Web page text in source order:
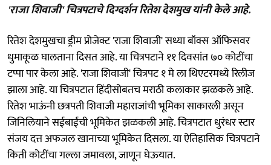
'राजा शिवाजी' चित्रपटाचे दिग्दर्शन रितेश देशमुख यांनी केले आहे.
रितेश देशमुखचा ड्रीम प्रोजेक्ट 'राजा शिवाजी' सध्या बॉक्स ऑफिसवर
धुमाकूळ घालताना दिसत आहे. या चित्रपटाने ११ दिवसांत ७० कोटींचा
टप्पा पार केला आहे. 'राजा शिवाजी' चित्रपट १ मे ला थिएटरमध्ये रिलीज
झाला आहे. या चित्रपटात हिंदीसोबतच मराठी कलाकार झळकले आहे.
रितेश भाऊंनी छत्रपती शिवाजी महाराजांची भूमिका साकारली असून
जिनिलियाने सईबाईंची भूमिकेत झळकली आहे. चित्रपटात धुरंधर स्टार
संजय दत्त अफजल खानाच्या भूमिकेत दिसला. या ऐतिहासिक चित्रपटाने
किती कोटींचा गल्ला जमावला, जाणून घेऊयात.